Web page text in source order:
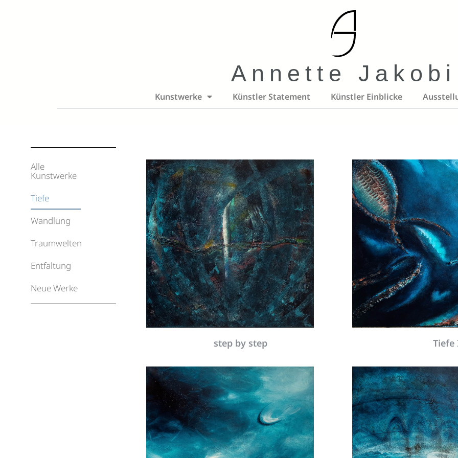
Annette Jakobi
Kunstwerke Künstler Statement Künstler Einblicke
Alle
Kunstwerke
Tiefe
Wandlung
Traumwelten
Entfaltung
Neue Werke
step by step Tiefe